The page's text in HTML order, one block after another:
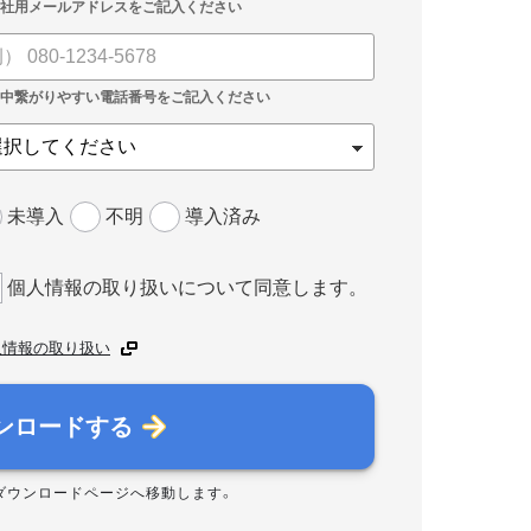
未導入 不明 導入済み
個人情報の取り扱いについて同意します。
報の取り扱い
ロードする
ウンロードページへ移動します。